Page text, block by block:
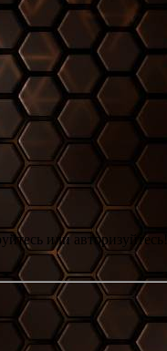
или авторизуйтесь!